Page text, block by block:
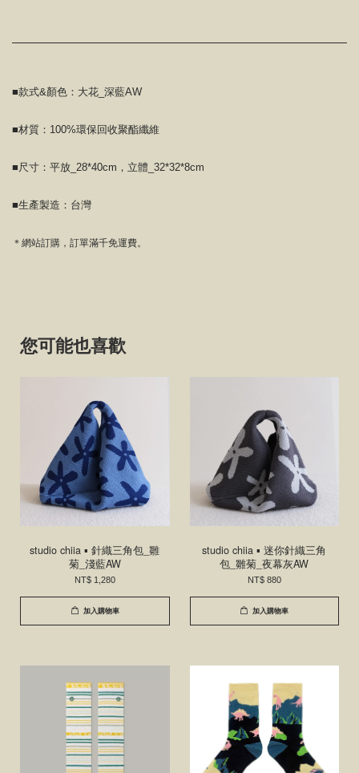
■款式&顏色：大花_深藍AW
■材質：100%環保回收聚酯纖維
■尺寸：平放_28*40cm，立體_32*32*8cm
■生產製造：台灣
＊網站訂購，訂單滿千免運費。
您可能也喜歡
studio chiia ▪ 針織三角包_雛
菊_淺藍AW
NT$ 1,280
加入購物車
studio chiia ▪ 迷你針織三角
包_雛菊_夜幕灰AW
NT$ 880
加入購物車